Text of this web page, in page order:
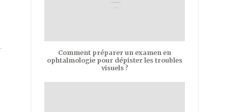
Comment préparer un examen en
ophtalmologie pour dépister les troubles
visuels ?